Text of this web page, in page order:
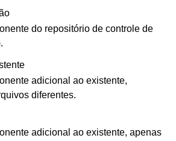
do repositório de controle de
adicional ao existente,
diferentes.
adicional ao existente, apenas